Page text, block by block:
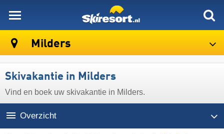
Milders
Skivakantie in Milders
Vind en boek uw skivakantie in Milders.
Overzicht